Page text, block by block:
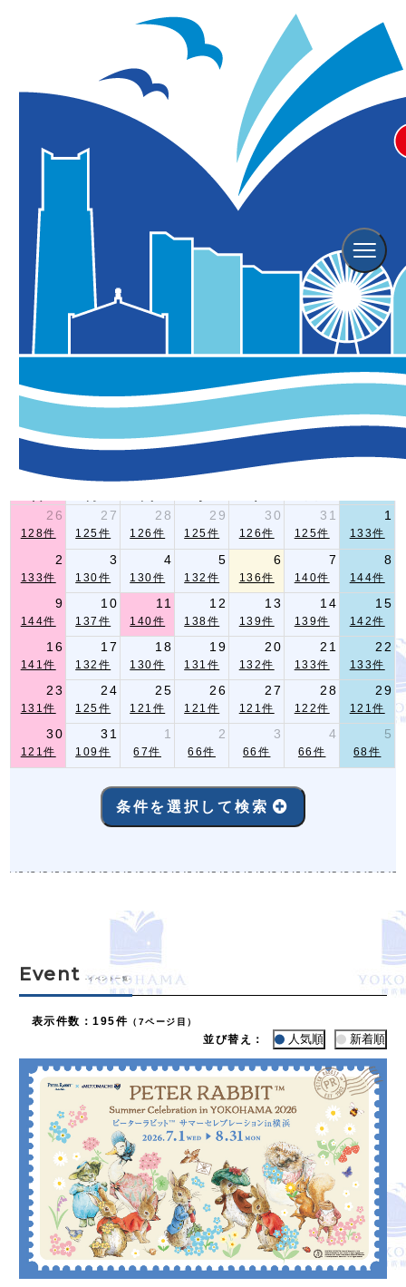
Event
横浜観光情報TOP イベント情報
Event Search
-イベント指定条件検索-
翌月
2026年 8月
26
27 28 29 30 31 1
128件 125件 126件 125件 126件 125件 133件
2 3 4 5 6 7 8
133件 130件 130件 132件 136件 140件 144件
9 10 11 12 13 14 15
144件 137件 140件 138件 139件 139件 142件
16 17 18 19 20 21 22
141件 132件 130件 131件 132件 133件 133件
23 24 25 26 27 28 29
131件 125件 121件 121件 121件 122件 121件
30 31 1 2 3 4 5
121件 109件 67件 66件 66件 66件 68件
条件を選択して検索
Event -イベント一覧-
表示件数 ：195件 （7ページ目）
並び替え： 人気順 新着順